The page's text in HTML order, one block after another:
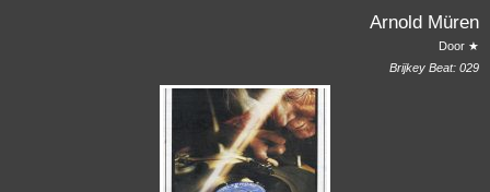
Arnold Müren
Door ★
Brijkey Beat: 029